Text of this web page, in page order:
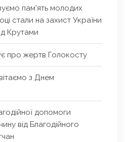
пам’ять молодих
стали на захист України
Крутами
про жертв Голокосту
з Днем
допомоги
від Благодійного